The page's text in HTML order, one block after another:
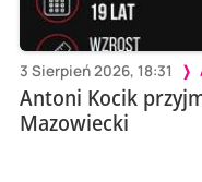
3 Sierpień 2026, 18:31
Antoni Kocik
Mazowiecki